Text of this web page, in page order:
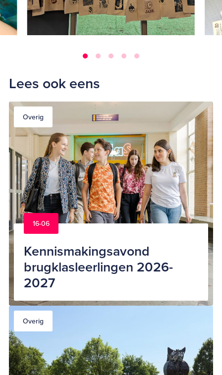
Lees ook eens
Overig
16-06
Kennismakingsavond
brugklasleerlingen 2026-
2027
Overig